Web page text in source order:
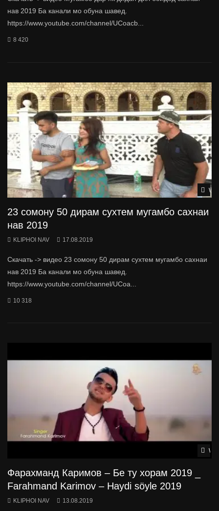
нав 2019 Ба канали мо обуна шавед.
https://www.youtube.com/channel/UCoacb...
8 420
23 сомону 50 дирам сухтем мугамбо сахнаи
нав 2019
KLIPHOI NAV 17.08.2019
Скачать -> видео 23 сомону 50 дирам сухтем мугамбо сахнаи
нав 2019 Ба канали мо обуна шавед.
https://www.youtube.com/channel/UCoa...
10 318
Фарахманд Каримов – Бе ту хорам 2019 _
Farahmand Karimov – Haydi söyle 2019
KLIPHOI NAV 13.08.2019